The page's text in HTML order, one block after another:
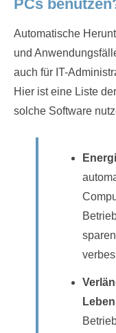
PCs
Automatische
und
auch für IT-
Hier ist eine Liste
solche Software